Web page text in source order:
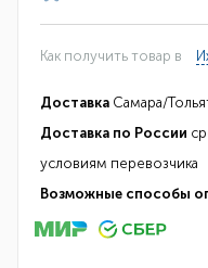
Как получить товар в
Доставка Самара/
Доставка по России
условиям перевозчика
Возможные способы